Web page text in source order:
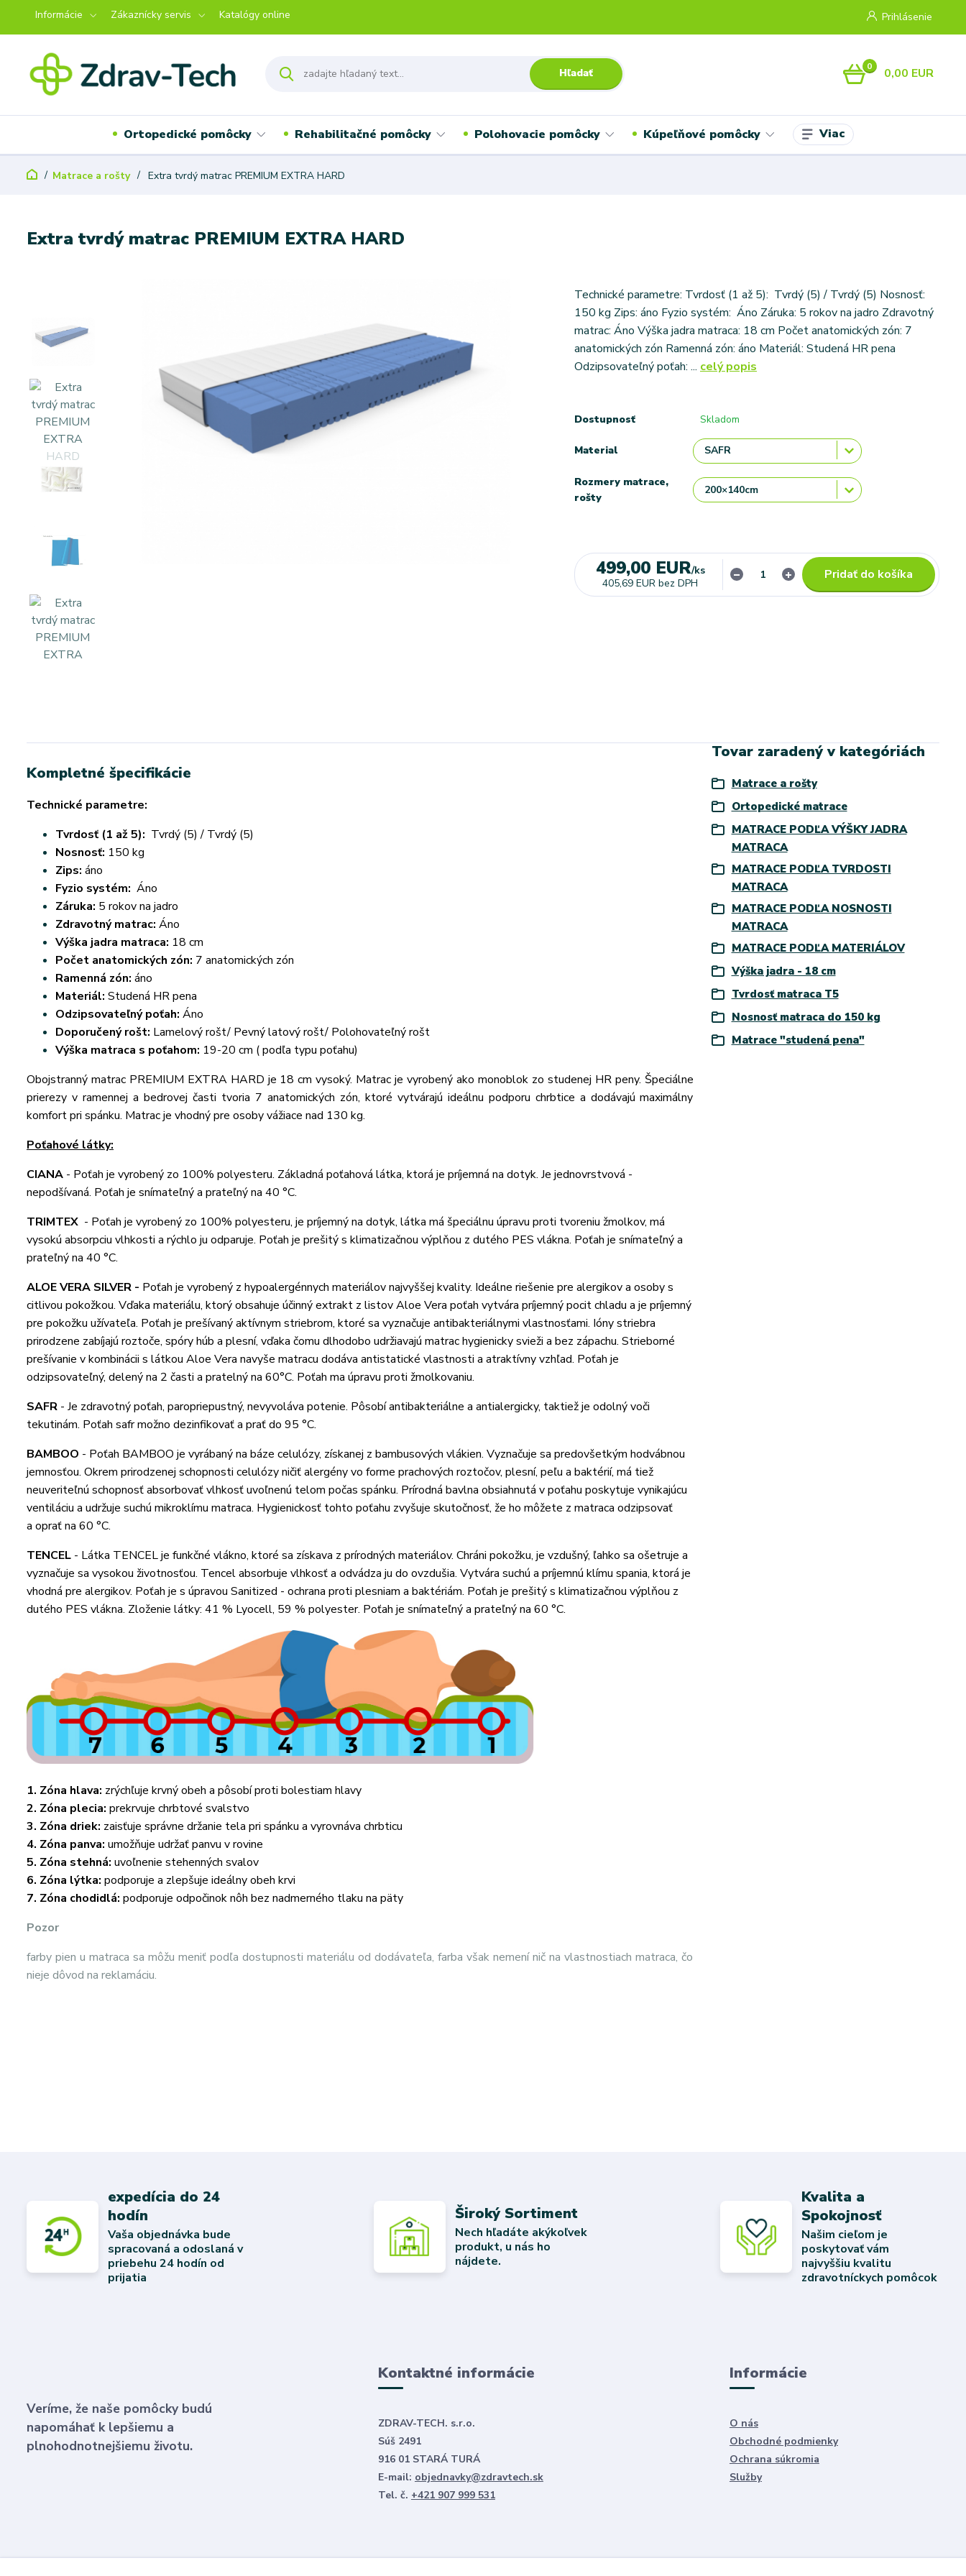
Informácie Zákaznícky servis Katalógy online Prihlásenie
Hľadať 0 0,00 EUR
Ortopedické pomôcky Rehabilitačné pomôcky Polohovacie pomôcky Kúpeľňové pomôcky Viac
Matrace a rošty Extra tvrdý matrac PREMIUM EXTRA HARD
Extra tvrdý matrac PREMIUM EXTRA HARD
Technické parametre: Tvrdosť (1 až 5): Tvrdý (5) / Tvrdý (5) Nosnosť:
150 kg Zips: áno Fyzio systém: Áno Záruka: 5 rokov na jadro Zdravotný
matrac: Áno Výška jadra matraca: 18 cm Počet anatomických zón: 7
anatomických zón Ramenná zón: áno Materiál: Studená HR pena
Odzipsovateľný poťah: ... celý popis
Dostupnosť Skladom
Material
Rozmery matrace,
rošty
499,00 EUR/ks
405,69 EUR bez DPH
Pridať do košíka
Kompletné špecifikácie
Technické parametre:
Tvrdosť (1 až 5): Tvrdý (5) / Tvrdý (5)
Nosnosť: 150 kg
Zips: áno
Fyzio systém: Áno
Záruka: 5 rokov na jadro
Zdravotný matrac: Áno
Výška jadra matraca: 18 cm
Počet anatomických zón: 7 anatomických zón
Ramenná zón: áno
Materiál: Studená HR pena
Odzipsovateľný poťah: Áno
Doporučený rošt: Lamelový rošt/ Pevný latový rošt/ Polohovateľný rošt
Výška matraca s poťahom: 19-20 cm ( podľa typu poťahu)
Obojstranný matrac PREMIUM EXTRA HARD je 18 cm vysoký. Matrac je vyrobený ako monoblok zo studenej HR peny. Špeciálne
prierezy v ramennej a bedrovej časti tvoria 7 anatomických zón, ktoré vytvárajú ideálnu podporu chrbtice a dodávajú maximálny
komfort pri spánku. Matrac je vhodný pre osoby vážiace nad 130 kg.
Poťahové látky:
CIANA - Poťah je vyrobený zo 100% polyesteru. Základná poťahová látka, ktorá je príjemná na dotyk. Je jednovrstvová -
nepodšívaná. Poťah je snímateľný a prateľný na 40 °C.
TRIMTEX - Poťah je vyrobený zo 100% polyesteru, je príjemný na dotyk, látka má špeciálnu úpravu proti tvoreniu žmolkov, má
vysokú absorpciu vlhkosti a rýchlo ju odparuje. Poťah je prešitý s klimatizačnou výplňou z dutého PES vlákna. Poťah je snímateľný a
prateľný na 40 °C.
ALOE VERA SILVER - Poťah je vyrobený z hypoalergénnych materiálov najvyššej kvality. Ideálne riešenie pre alergikov a osoby s
citlivou pokožkou. Vďaka materiálu, ktorý obsahuje účinný extrakt z listov Aloe Vera poťah vytvára príjemný pocit chladu a je príjemný
pre pokožku užívateľa. Poťah je prešívaný aktívnym striebrom, ktoré sa vyznačuje antibakteriálnymi vlastnosťami. Ióny striebra
prirodzene zabíjajú roztoče, spóry húb a plesní, vďaka čomu dlhodobo udržiavajú matrac hygienicky svieži a bez zápachu. Strieborné
prešívanie v kombinácii s látkou Aloe Vera navyše matracu dodáva antistatické vlastnosti a atraktívny vzhľad. Poťah je
odzipsovateľný, delený na 2 časti a pratelný na 60°C. Poťah ma úpravu proti žmolkovaniu.
SAFR - Je zdravotný poťah, paropriepustný, nevyvoláva potenie. Pôsobí antibakteriálne a antialergicky, taktiež je odolný voči
tekutinám. Poťah safr možno dezinfikovať a prať do 95 °C.
BAMBOO - Poťah BAMBOO je vyrábaný na báze celulózy, získanej z bambusových vlákien. Vyznačuje sa predovšetkým hodvábnou
jemnosťou. Okrem prirodzenej schopnosti celulózy ničiť alergény vo forme prachových roztočov, plesní, peľu a baktérií, má tiež
neuveriteľnú schopnosť absorbovať vlhkosť uvoľnenú telom počas spánku. Prírodná bavlna obsiahnutá v poťahu poskytuje vynikajúcu
ventiláciu a udržuje suchú mikroklímu matraca. Hygienickosť tohto poťahu zvyšuje skutočnosť, že ho môžete z matraca odzipsovať
a oprať na 60 °C.
TENCEL - Látka TENCEL je funkčné vlákno, ktoré sa získava z prírodných materiálov. Chráni pokožku, je vzdušný, ľahko sa ošetruje a
vyznačuje sa vysokou životnosťou. Tencel absorbuje vlhkosť a odvádza ju do ovzdušia. Vytvára suchú a príjemnú klímu spania, ktorá je
vhodná pre alergikov. Poťah je s úpravou Sanitized - ochrana proti plesniam a baktériám. Poťah je prešitý s klimatizačnou výplňou z
dutého PES vlákna. Zloženie látky: 41 % Lyocell, 59 % polyester. Poťah je snímateľný a prateľný na 60 °C.
1. Zóna hlava: zrýchľuje krvný obeh a pôsobí proti bolestiam hlavy
2. Zóna plecia: prekrvuje chrbtové svalstvo
3. Zóna driek: zaisťuje správne držanie tela pri spánku a vyrovnáva chrbticu
4. Zóna panva: umožňuje udržať panvu v rovine
5. Zóna stehná: uvoľnenie stehenných svalov
6. Zóna lýtka: podporuje a zlepšuje ideálny obeh krvi
7. Zóna chodidlá: podporuje odpočinok nôh bez nadmerného tlaku na päty
Pozor
farby pien u matraca sa môžu meniť podľa dostupnosti materiálu od dodávateľa, farba však nemení nič na vlastnostiach matraca, čo
nieje dôvod na reklamáciu.
Tovar zaradený v kategóriách
Matrace a rošty
Ortopedické matrace
MATRACE PODĽA VÝŠKY JADRA
MATRACA
MATRACE PODĽA TVRDOSTI
MATRACA
MATRACE PODĽA NOSNOSTI
MATRACA
MATRACE PODĽA MATERIÁLOV
Výška jadra - 18 cm
Tvrdosť matraca T5
Nosnosť matraca do 150 kg
Matrace "studená pena"
expedícia do 24
hodín
Vaša objednávka bude
spracovaná a odoslaná v
priebehu 24 hodín od
prijatia
Široký Sortiment
Nech hľadáte akýkoľvek
produkt, u nás ho
nájdete.
Kvalita a
Spokojnosť
Našim cieľom je
poskytovať vám
najvyššiu kvalitu
zdravotníckych pomôcok
Veríme, že naše pomôcky budú
napomáhať k lepšiemu a
plnohodnotnejšiemu životu.
Kontaktné informácie
ZDRAV-TECH. s.r.o.
Súš 2491
916 01 STARÁ TURÁ
E-mail: objednavky@zdravtech.sk
Tel. č. +421 907 999 531
Informácie
O nás
Obchodné podmienky
Ochrana súkromia
Služby